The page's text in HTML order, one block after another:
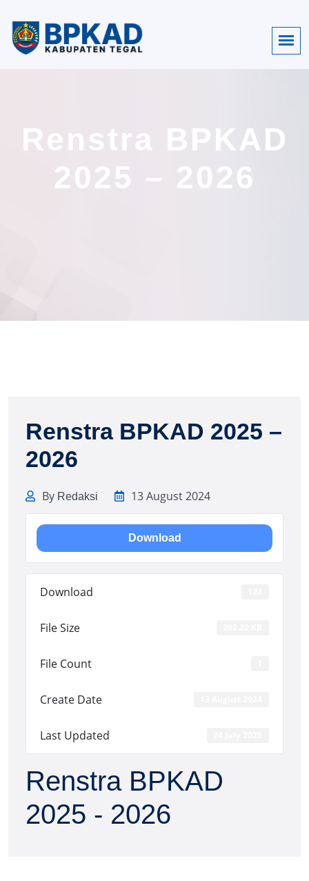
Renstra BPKAD
2025 – 2026
Renstra BPKAD 2025 –
2026
By Redaksi 13 August 2024
Download
Download
File Size
File Count
Create Date
Last Updated
Renstra BPKAD
2025 - 2026